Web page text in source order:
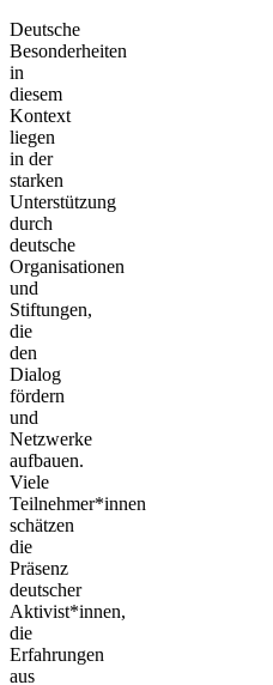
Deutsche
Besonderheiten
in
diesem
Kontext
liegen
in der
starken
Unterstützung
durch
deutsche
Organisationen
und
Stiftungen,
die
den
Dialog
fördern
und
Netzwerke
aufbauen.
Viele
Teilnehmer*innen
schätzen
die
Präsenz
deutscher
Aktivist*innen,
die
Erfahrungen
aus